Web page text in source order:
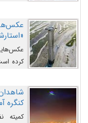
کرده
کنگره
کمیته